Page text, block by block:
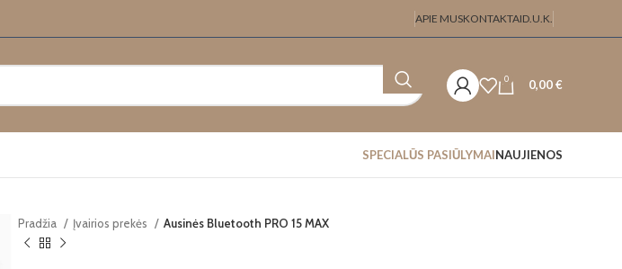
APIE MUSKONTAKTAID.U.K.
0 0,00€
SPECIALŪS PASIŪLYMAINAUJIENOS
Pradžia Įvairios prekės Ausinės Bluetooth PRO 15 MAX